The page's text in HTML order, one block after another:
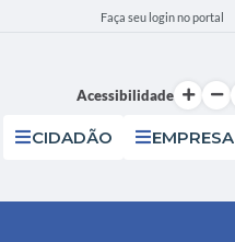
Faça seu login no portal
Acessibilidade
CIDADÃO EMPRESA